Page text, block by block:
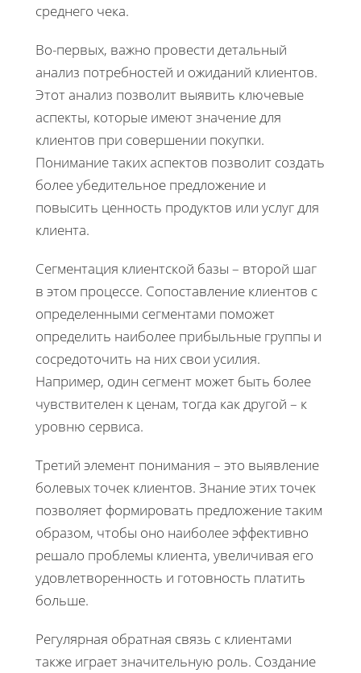
среднего чека.
Во-первых, важно провести детальный
анализ потребностей и ожиданий клиентов.
Этот анализ позволит выявить ключевые
аспекты, которые имеют значение для
клиентов при совершении покупки.
Понимание таких аспектов позволит создать
более убедительное предложение и
повысить ценность продуктов или услуг для
клиента.
Сегментация клиентской базы – второй шаг
в этом процессе. Сопоставление клиентов с
определенными сегментами поможет
определить наиболее прибыльные группы и
сосредоточить на них свои усилия.
Например, один сегмент может быть более
чувствителен к ценам, тогда как другой – к
уровню сервиса.
Третий элемент понимания – это выявление
болевых точек клиентов. Знание этих точек
позволяет формировать предложение таким
образом, чтобы оно наиболее эффективно
решало проблемы клиента, увеличивая его
удовлетворенность и готовность платить
больше.
Регулярная обратная связь с клиентами
также играет значительную роль. Создание